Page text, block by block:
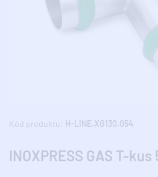
Kód produktu: H-LINE.XG130.054
INOXPRESS GAS T-